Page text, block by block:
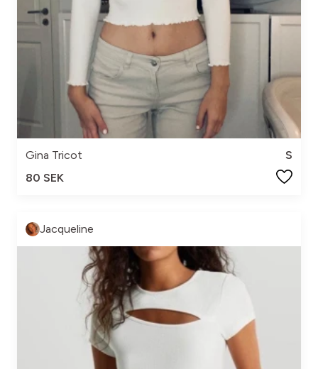
Gina Tricot
S
80 SEK
Jacqueline